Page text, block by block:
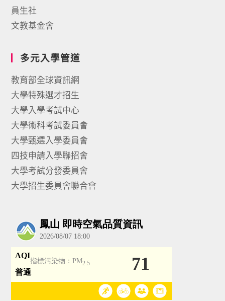
員生社
文教基金會
多元入學管道
教育部全球資訊網
大學特殊選才招生
大學入學考試中心
大學術科考試委員會
大學甄選入學委員會
四技申請入學聯招會
大學考試分發委員會
大學招生委員會聯合會